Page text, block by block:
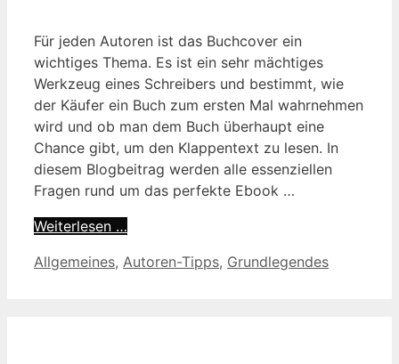
Für jeden Autoren ist das Buchcover ein
wichtiges Thema. Es ist ein sehr mächtiges
Werkzeug eines Schreibers und bestimmt, wie
der Käufer ein Buch zum ersten Mal wahrnehmen
wird und ob man dem Buch überhaupt eine
Chance gibt, um den Klappentext zu lesen. In
diesem Blogbeitrag werden alle essenziellen
Fragen rund um das perfekte Ebook …
Weiterlesen …
Kategorien
Allgemeines, Autoren-Tipps, Grundlegendes